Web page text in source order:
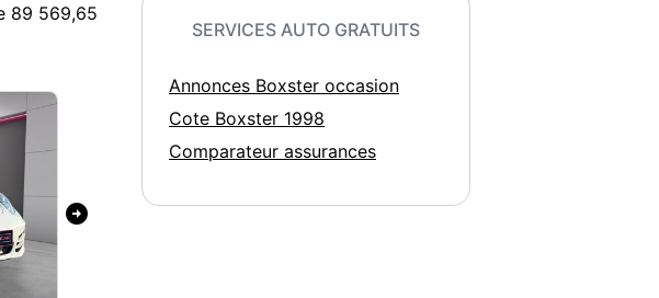
89 569,65
arrow_circle_right
SERVICES AUTO GRATUITS
Annonces Boxster occasion
Cote Boxster 1998
Comparateur assurances